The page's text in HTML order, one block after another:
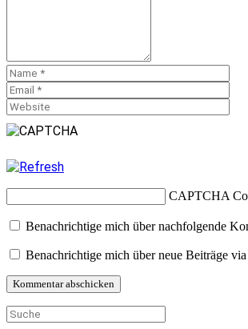
CAPTCHA
Benachrichtige mich über nachfolgende
Benachrichtige mich über neue Beiträge